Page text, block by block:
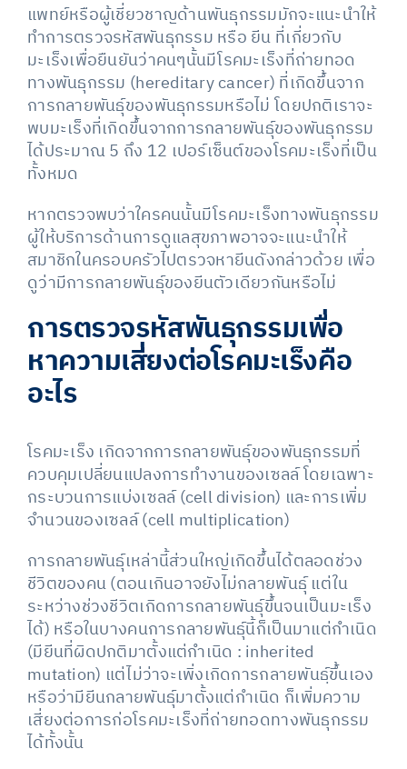
แพทย์หรือผู้เชี่ยวชาญด้านพันธุกรรมมักจะแนะนำให้
ทำการตรวจรหัสพันธุกรรม หรือ ยีน ที่เกี่ยวกับ
มะเร็งเพื่อยืนยันว่าคนๆนั้นมีโรคมะเร็งที่ถ่ายทอด
ทางพันธุกรรม (hereditary cancer) ที่เกิดขึ้นจาก
การกลายพันธุ์ของพันธุกรรมหรือไม่ โดยปกติเราจะ
พบมะเร็งที่เกิดขึ้นจากการกลายพันธุ์ของพันธุกรรม
ได้ประมาณ 5 ถึง 12 เปอร์เซ็นต์ของโรคมะเร็งที่เป็น
ทั้งหมด
หากตรวจพบว่าใครคนนั้นมีโรคมะเร็งทางพันธุกรรม
ผู้ให้บริการด้านการดูแลสุขภาพอาจจะแนะนำให้
สมาชิกในครอบครัวไปตรวจหายีนดังกล่าวด้วย เพื่อ
ดูว่ามีการกลายพันธุ์ของยีนตัวเดียวกันหรือไม่
การตรวจรหัสพันธุกรรมเพื่อ
หาความเสี่ยงต่อโรคมะเร็งคือ
อะไร
โรคมะเร็ง เกิดจากการกลายพันธุ์ของพันธุกรรมที่
ควบคุมเปลี่ยนแปลงการทำงานของเซลล์ โดยเฉพาะ
กระบวนการแบ่งเซลล์ (cell division) และการเพิ่ม
จำนวนของเซลล์ (cell multiplication)
การกลายพันธุ์เหล่านี้ส่วนใหญ่เกิดขึ้นได้ตลอดช่วง
ชีวิตของคน (ตอนเกินอาจยังไม่กลายพันธ์ุ แต่ใน
ระหว่างช่วงชีวิตเกิดการกลายพันธุ์ขึ้นจนเป็นมะเร็ง
ได้) หรือในบางคนการกลายพันธุ์นี้ก็เป็นมาแต่กำเนิด
(มียีนที่ผิดปกติมาตั้งแต่กำเนิด : inherited
mutation) แต่ไม่ว่าจะเพิ่งเกิดการกลายพันธฺ์ขึ้นเอง
หรือว่ามียีนกลายพันธุ์มาตั้งแต่กำเนิด ก็เพิ่มความ
เสี่ยงต่อการก่อโรคมะเร็งที่ถ่ายทอดทางพันธุกรรม
ได้ทั้งนั้น